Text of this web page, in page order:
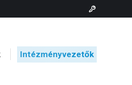
Intézményvezetők
Intézményvezetők